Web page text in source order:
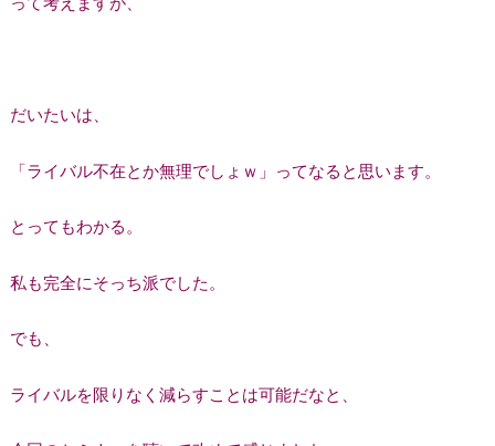
だいたいは、
「ライバル不在とか無理でしょｗ」ってなると思います。
とってもわかる。
私も完全にそっち派でした。
でも、
ライバルを限りなく減らすことは可能だなと、